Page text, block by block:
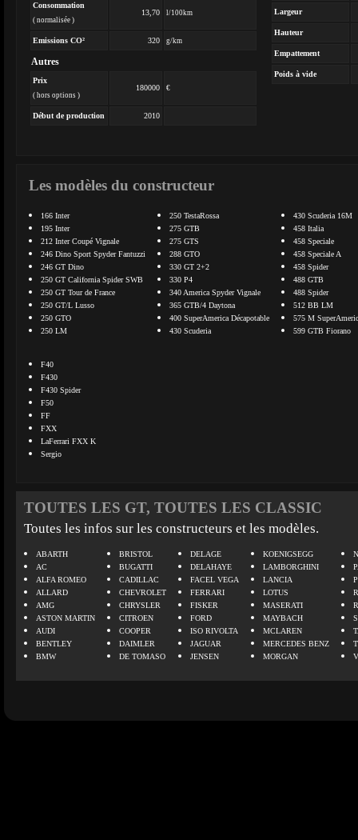
Consommation
( normalisée )
13,70 l/100km
Emissions CO² 320 g/km
Autres
Prix
( hors options )
180000 €
Début de production 2010
Largeur
Hauteur
Empattement
Poids à vide
Les modèles du constructeur
166 Inter
195 Inter
212 Inter Coupé Vignale
246 Dino Sport Spyder Fantuzzi
246 GT Dino
250 GT California Spider SWB
250 GT Tour de France
250 GT/L Lusso
250 GTO
250 LM
250 TestaRossa
275 GTB
275 GTS
288 GTO
330 GT 2+2
330 P4
340 America Spyder Vignale
365 GTB/4 Daytona
400 SuperAmerica Décapotable
430 Scuderia
430 Scuderia 16M
458 Italia
458 Speciale
458 Speciale A
458 Spider
488 GTB
488 Spider
512 BB LM
575 M
599 GTB Fiorano
F40
F430
F430 Spider
F50
FF
FXX
LaFerrari FXX K
Sergio
TOUTES LES GT, TOUTES LES CLASSIC
Toutes les infos sur les constructeurs et les modèles.
ABARTH
AC
ALFA ROMEO
ALLARD
AMG
ASTON MARTIN
AUDI
BENTLEY
BMW
BRISTOL
BUGATTI
CADILLAC
CHEVROLET
CHRYSLER
CITROEN
COOPER
DAIMLER
DE TOMASO
DELAGE
DELAHAYE
FACEL VEGA
FERRARI
FISKER
FORD
ISO RIVOLTA
JAGUAR
JENSEN
KOENIGSEGG
LAMBORGHINI
LANCIA
LOTUS
MASERATI
MAYBACH
MCLAREN
MERCEDES BENZ
MORGAN